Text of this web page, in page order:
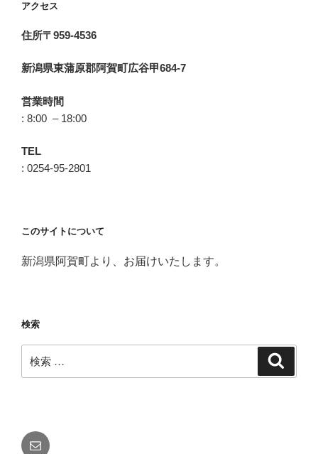
アクセス
住所〒959-4536
新潟県東蒲原郡阿賀町広谷甲684-7
営業時間
: 8:00 – 18:00
TEL
: 0254-95-2801
このサイトについて
新潟県阿賀町より、お届けいたします。
検索
索:
メ